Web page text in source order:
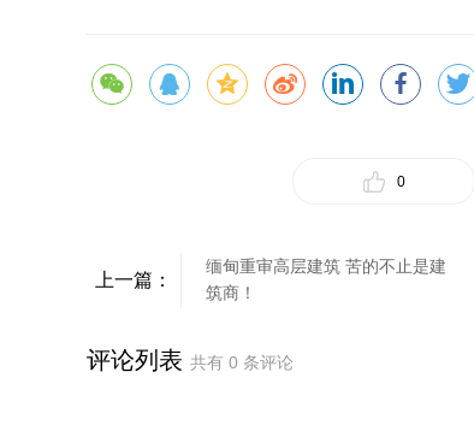
0
上一篇：
缅甸重审高层建筑 苦的不止是建
筑商！
评论列表 共有 0 条评论